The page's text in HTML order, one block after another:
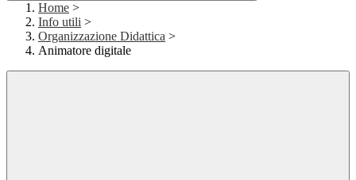
Home >
Info utili >
Organizzazione Didattica >
Animatore digitale